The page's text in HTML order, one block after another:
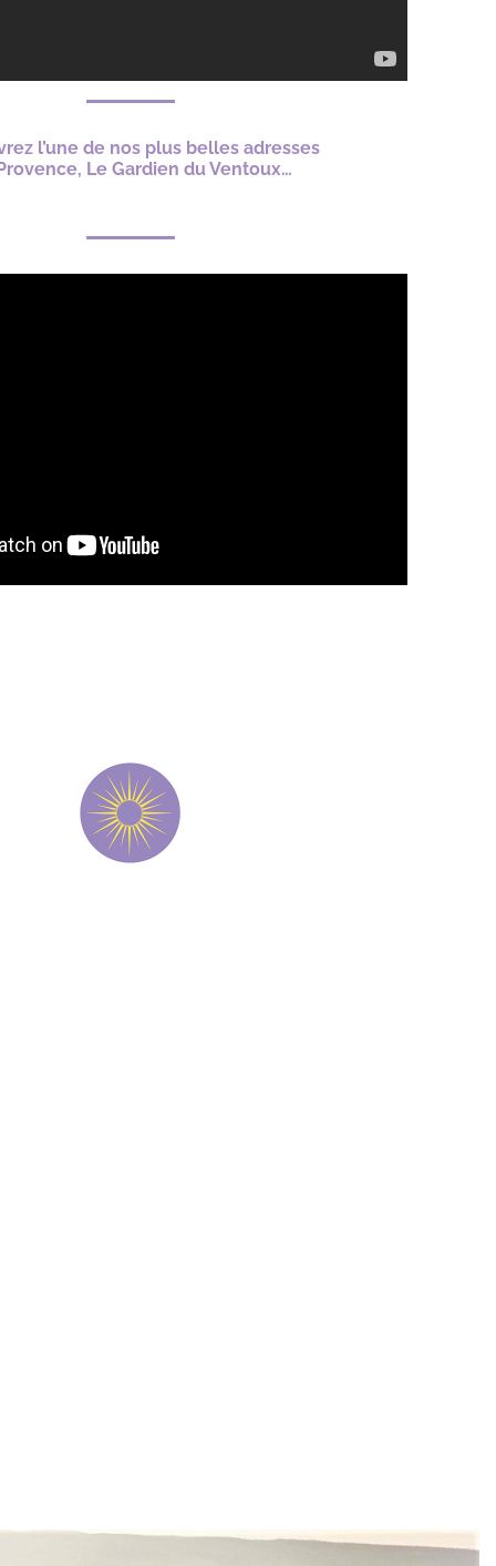
l’une de nos plus belles adresses
Le Gardien du Ventoux…